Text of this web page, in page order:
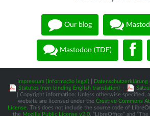
Our blog
Mastodon (TDF)
Impressum (Informação legal)
Statutes (non-binding English translation) -
| Copyright information: Unless otherwise specified,
website are licensed under the Creative Commons
License . This does not include the source code of
the Mozilla Public License v2.0 . “LibreOffice” and